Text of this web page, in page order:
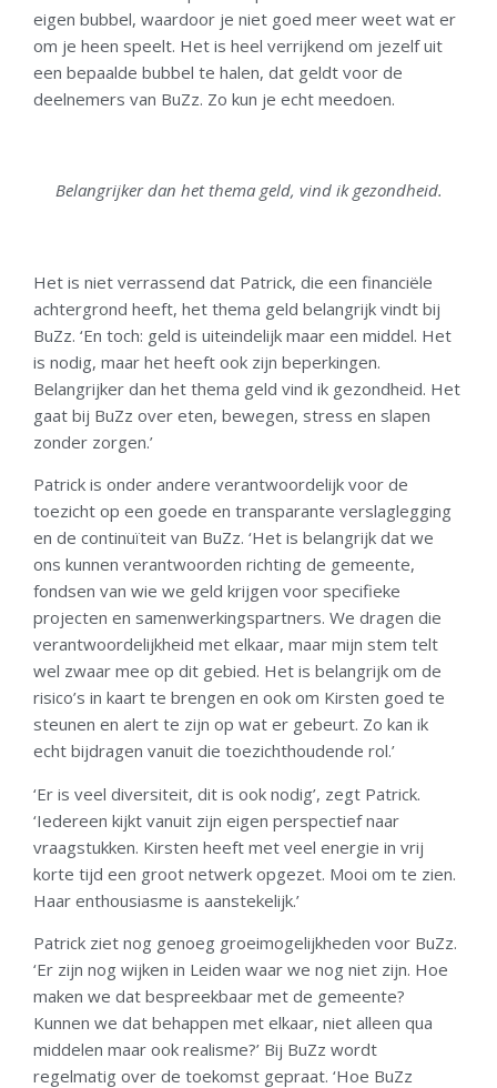
eigen bubbel, waardoor je niet goed meer weet wat er
om je heen speelt. Het is heel verrijkend om jezelf uit
een bepaalde bubbel te halen, dat geldt voor de
deelnemers van BuZz. Zo kun je echt meedoen.
Belangrijker dan het thema geld, vind ik gezondheid.
Het is niet verrassend dat Patrick, die een financiële
achtergrond heeft, het thema geld belangrijk vindt bij
BuZz. ‘En toch: geld is uiteindelijk maar een middel. Het
is nodig, maar het heeft ook zijn beperkingen.
Belangrijker dan het thema geld vind ik gezondheid. Het
gaat bij BuZz over eten, bewegen, stress en slapen
zonder zorgen.’
Patrick is onder andere verantwoordelijk voor de
toezicht op een goede en transparante verslaglegging
en de continuïteit van BuZz. ‘Het is belangrijk dat we
ons kunnen verantwoorden richting de gemeente,
fondsen van wie we geld krijgen voor specifieke
projecten en samenwerkingspartners. We dragen die
verantwoordelijkheid met elkaar, maar mijn stem telt
wel zwaar mee op dit gebied. Het is belangrijk om de
risico’s in kaart te brengen en ook om Kirsten goed te
steunen en alert te zijn op wat er gebeurt. Zo kan ik
echt bijdragen vanuit die toezichthoudende rol.’
‘Er is veel diversiteit, dit is ook nodig’, zegt Patrick.
‘Iedereen kijkt vanuit zijn eigen perspectief naar
vraagstukken. Kirsten heeft met veel energie in vrij
korte tijd een groot netwerk opgezet. Mooi om te zien.
Haar enthousiasme is aanstekelijk.’
Patrick ziet nog genoeg groeimogelijkheden voor BuZz.
‘Er zijn nog wijken in Leiden waar we nog niet zijn. Hoe
maken we dat bespreekbaar met de gemeente?
Kunnen we dat behappen met elkaar, niet alleen qua
middelen maar ook realisme?’ Bij BuZz wordt
regelmatig over de toekomst gepraat. ‘Hoe BuZz